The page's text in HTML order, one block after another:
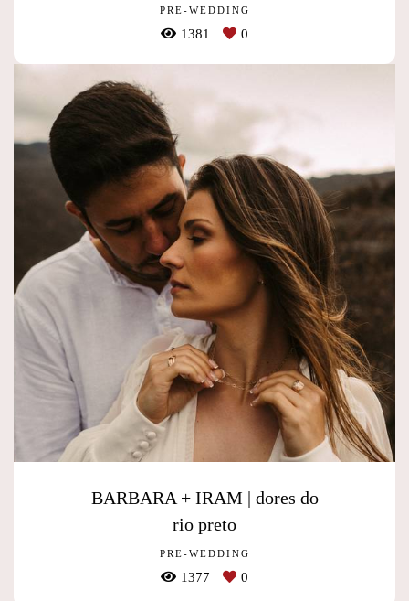
PRE-WEDDING
1381 0
BARBARA + IRAM | dores do
rio preto
PRE-WEDDING
1377 0